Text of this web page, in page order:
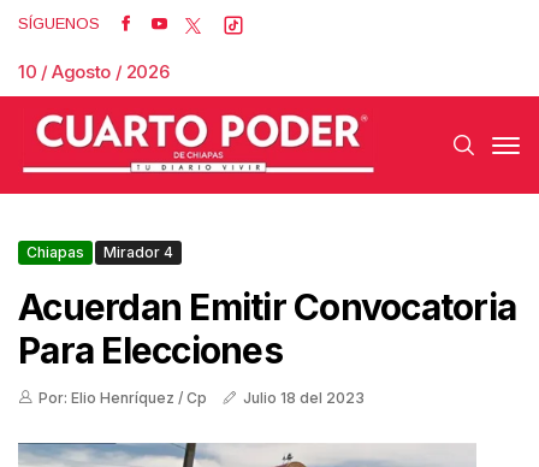
SÍGUENOS
10 / Agosto / 2026
Chiapas Mirador 4
Acuerdan Emitir Convocatoria
Para Elecciones
Por: Elio Henríquez / Cp Julio 18 del 2023